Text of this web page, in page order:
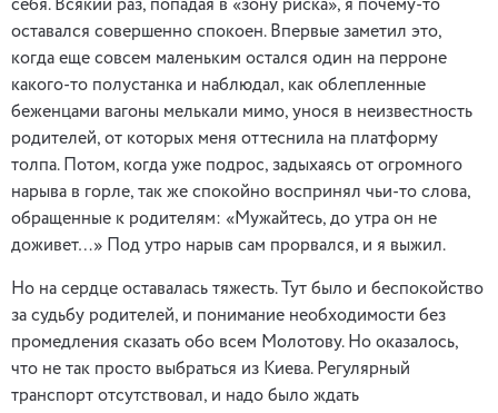
себя. Всякий раз, попадая в «зону риска», я почему-то
оставался совершенно спокоен. Впервые заметил это,
когда еще совсем маленьким остался один на перроне
какого-то полустанка и наблюдал, как облепленные
беженцами вагоны мелькали мимо, унося в неизвестность
родителей, от которых меня оттеснила на платформу
толпа. Потом, когда уже подрос, задыхаясь от огромного
нарыва в горле, так же спокойно воспринял чьи-то слова,
обращенные к родителям: «Мужайтесь, до утра он не
доживет…» Под утро нарыв сам прорвался, и я выжил.
Но на сердце оставалась тяжесть. Тут было и беспокойство
за судьбу родителей, и понимание необходимости без
промедления сказать обо всем Молотову. Но оказалось,
что не так просто выбраться из Киева. Регулярный
транспорт отсутствовал, и надо было ждать